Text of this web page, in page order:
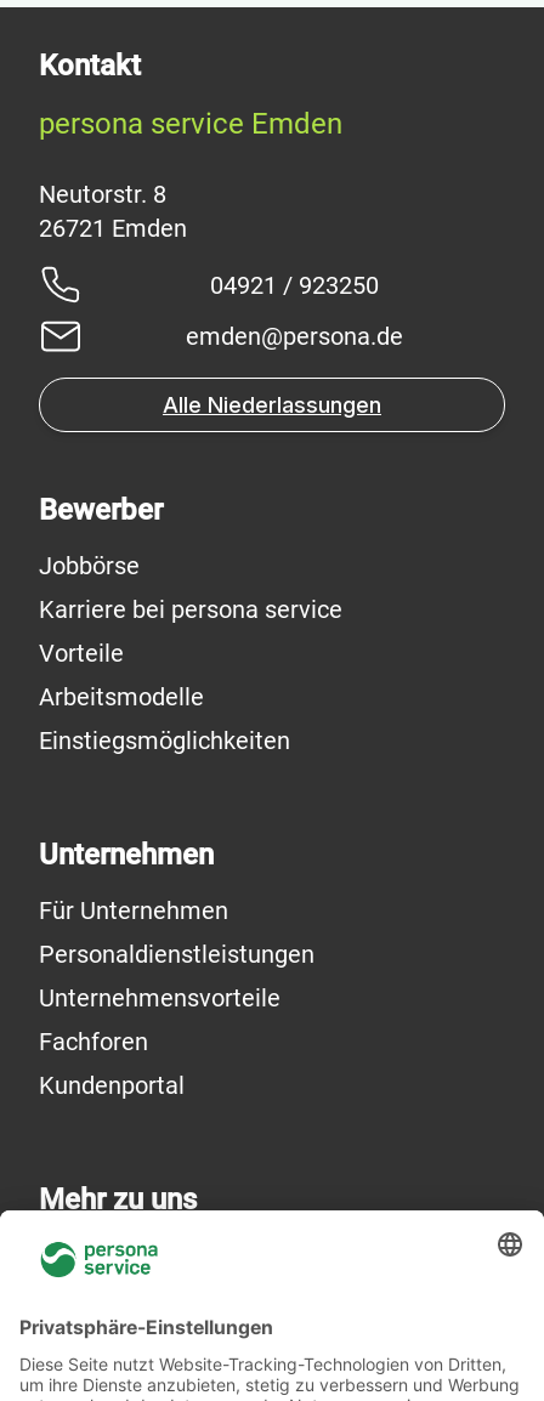
Kontakt
persona service Emden
Neutorstr. 8
04921 / 923250
emden@persona.de
Alle Niederlassungen
Bewerber
Jobbörse
Karriere bei persona service
Vorteile
Arbeitsmodelle
Einstiegsmöglichkeiten
Unternehmen
Für Unternehmen
Personaldienstleistungen
Unternehmensvorteile
Fachforen
Kundenportal
Mehr zu uns
Über uns
Akademie